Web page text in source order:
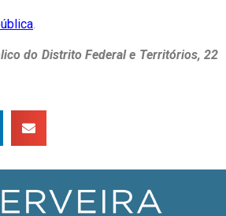
.
do Distrito Federal e Territórios, 22